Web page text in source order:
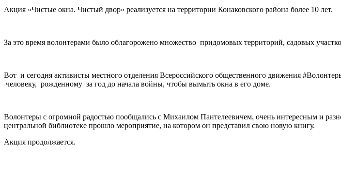
Акция «Чистые окна. Чистый двор» реализуется на территории Конаковского района более 10 лет.
За это время волонтерами было облагорожено множество придомовых территорий, садовых
Вот и сегодня активисты местного отделения Всероссийского общественного движения
человеку, рожденному за год до начала войны, чтобы вымыть окна в его доме.
Волонтеры с огромной радостью пообщались с Михаилом Пантелеевичем, очень интересным и
центральной библиотеке прошло мероприятие, на котором он представил свою новую книгу.
Акция продолжается.